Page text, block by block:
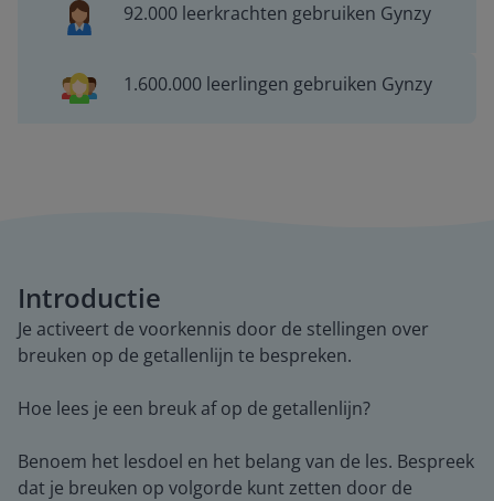
92.000 leerkrachten gebruiken Gynzy
1.600.000 leerlingen gebruiken Gynzy
Introductie
Je activeert de voorkennis door de stellingen over
breuken op de getallenlijn te bespreken.
Hoe lees je een breuk af op de getallenlijn?
Benoem het lesdoel en het belang van de les. Bespreek
dat je breuken op volgorde kunt zetten door de